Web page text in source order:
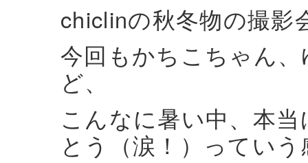
chiclinの秋冬物の撮影
今回もかちこちゃん
ど、
こんなに暑い中、本
とう（涙！）ってい